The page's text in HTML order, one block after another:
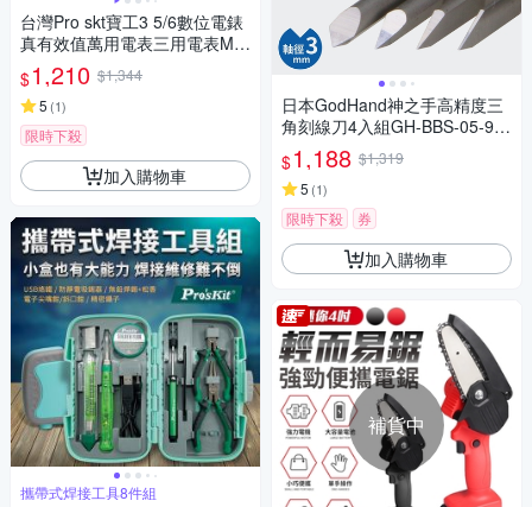
台灣Pro skt寶工3 5/6數位電錶
真有效值萬用電表三用電表MT-
1280附探針(具線晶體測試,量
測交流電壓電容電阻溫度)公司
貨,享一年保固
$1,210 $1,344
5 (1)
限時下殺
加入購物車
攜帶式焊接工具8件組
日本GodHand神之手高精度三
角刻線刀4入組GH-BBS-05-90
(特殊刃物鋼;4種角度:5° 20° 4
5° 90°;軸徑3mm)墨線刀雕刻刀
適模型刻畫頭髮.機體.加深線立
體感
$1,188 $1,319
5 (1)
限時下殺 券
加入購物車
補貨中